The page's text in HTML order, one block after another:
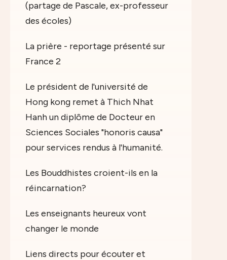
(partage de Pascale, ex-professeur
des écoles)
La prière - reportage présenté sur
France 2
Le président de l'université de
Hong kong remet à Thich Nhat
Hanh un diplôme de Docteur en
Sciences Sociales "honoris causa"
pour services rendus à l'humanité.
Les Bouddhistes croient-ils en la
réincarnation?
Les enseignants heureux vont
changer le monde
Liens directs pour écouter et